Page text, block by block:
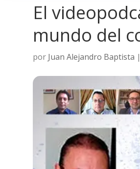
El
mundo del
por Juan Alejandro Baptista |